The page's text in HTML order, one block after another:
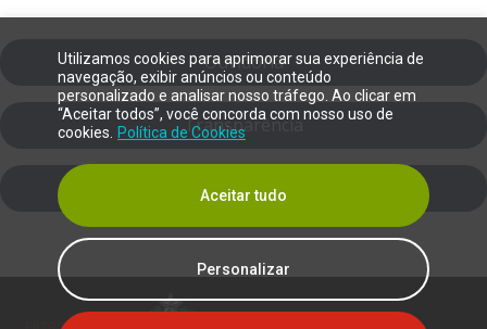
Utilizamos cookies para aprimorar sua experiência de
navegação, exibir anúncios ou conteúdo
personalizado e analisar nosso tráfego. Ao clicar em
“Aceitar todos”, você concorda com nosso uso de
cookies.
Política de Cookies
Personalizar
Aceitar tudo
Ouvidoria
Transparência
SIC